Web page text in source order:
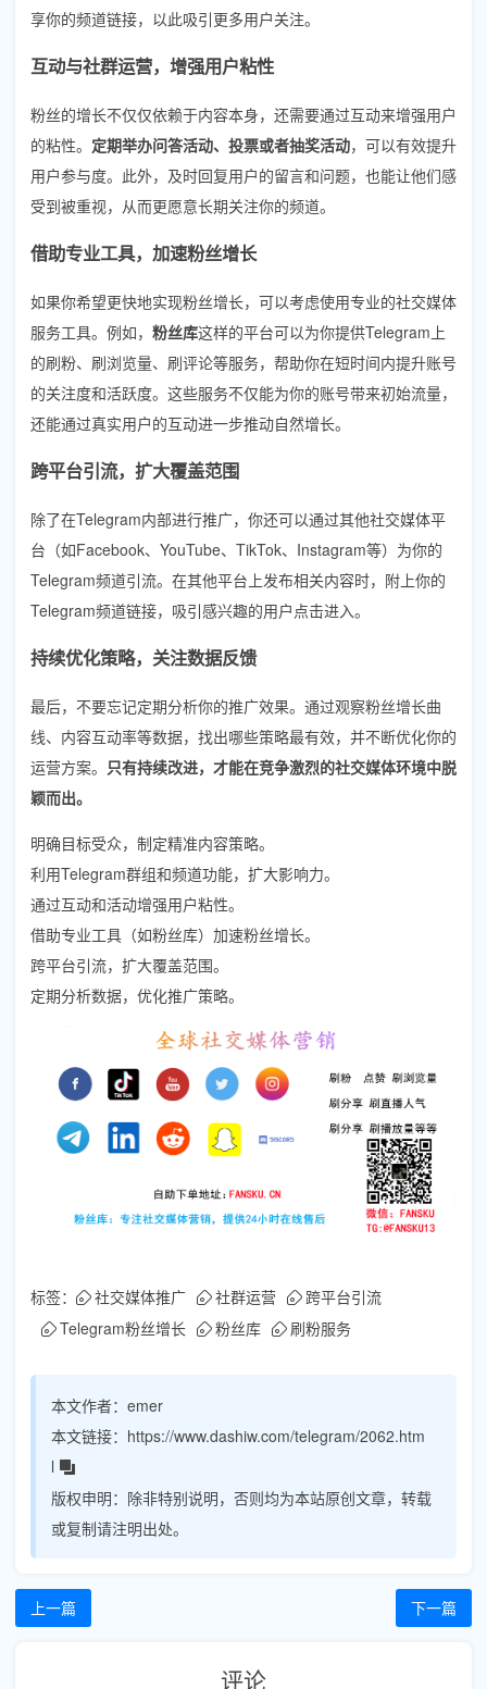
享你的频道链接，以此吸引更多用户关注。
互动与社群运营，增强用户粘性
粉丝的增长不仅仅依赖于内容本身，还需要通过互动来增强用户
的粘性。 定期举办问答活动、投票或者抽奖活动，可以有效提升
用户参与度。此外，及时回复用户的留言和问题，也能让他们感
受到被重视，从而更愿意长期关注你的频道。
借助专业工具，加速粉丝增长
如果你希望更快地实现粉丝增长，可以考虑使用专业的社交媒体
服务工具。例如， 粉丝库这样的平台可以为你提供Telegram上
的刷粉、刷浏览量、刷评论等服务，帮助你在短时间内提升账号
的关注度和活跃度。这些服务不仅能为你的账号带来初始流量，
还能通过真实用户的互动进一步推动自然增长。
跨平台引流，扩大覆盖范围
除了在Telegram内部进行推广，你还可以通过其他社交媒体平
台（如Facebook、YouTube、TikTok、Instagram等）为你的
Telegram频道引流。在其他平台上发布相关内容时，附上你的
Telegram频道链接，吸引感兴趣的用户点击进入。
持续优化策略，关注数据反馈
最后，不要忘记定期分析你的推广效果。通过观察粉丝增长曲
线、内容互动率等数据，找出哪些策略最有效，并不断优化你的
运营方案。 只有持续改进，才能在竞争激烈的社交媒体环境中脱
颖而出。
明确目标受众，制定精准内容策略。
利用Telegram群组和频道功能，扩大影响力。
通过互动和活动增强用户粘性。
借助专业工具（如粉丝库）加速粉丝增长。
跨平台引流，扩大覆盖范围。
定期分析数据，优化推广策略。
标签： 社交媒体推广 社群运营
跨平台引流
Telegram粉丝增长
粉丝库 刷粉服务
本文作者： emer
本文链接： https://www.dashiw.com/telegram/2062.htm
l
版权申明： 除非特别说明，否则均为本站原创文章，转载
或复制请注明出处。
上一篇 下一篇
评论